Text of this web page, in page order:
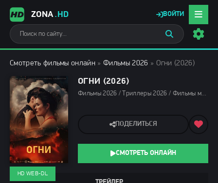
ZONA.HD ВОЙТИ
Смотреть фильмы онлайн » Фильмы 2026 » Огни (2026)
ОГНИ (2026)
Фильмы 2026 / Триллеры 2026 / Фильмы марта 2026 / Последние фильмы 2026 / Новинки кино 2026 / Зарубежные фильмы 2026 / Фильмы весны 2026 / Смотреть фильмы онлайн
HD WEB-DL
ПОДЕЛИТЬСЯ
СМОТРЕТЬ ОНЛАЙН